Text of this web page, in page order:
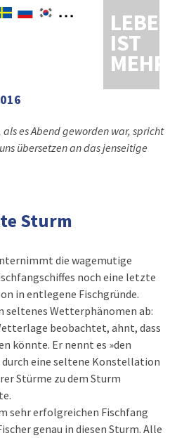
LEBEN
IST
MEHR
es Abend geworden war, spricht
übersetzen an das jenseitige
Sturm
die wagemutige
noch eine letzte
in entlegene Fischgründe.
seltenes Wetterphänomen ab:
beobachtet, ahnt, dass
könnte. Er nennt es »den
eine seltene Konstellation
Stürme zu dem Sturm
sehr erfolgreichen Fischfang
genau in diesen Sturm. Alle